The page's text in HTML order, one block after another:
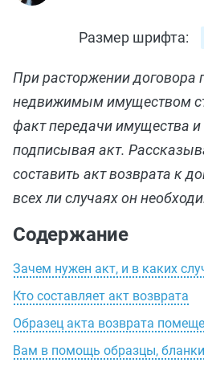
Размер шрифта:
При расторжении договора
недвижимым имуществом
факт передачи имущества и
подписывая акт.
составить акт возврата к
всех ли случаях он
Содержание
Зачем нужен акт, и в каких
Кто составляет акт возврата
Образец акта возврата
Вам в помощь образцы,